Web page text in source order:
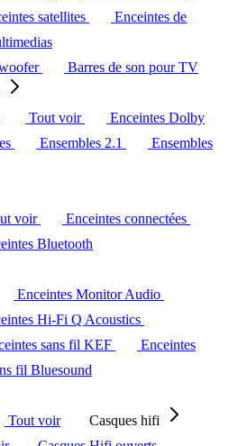
satellites
Enceintes de
Barres de son pour TV
Tout voir
Enceintes Dolby
Ensembles 2.1
Ensembles
voir
Enceintes connectées
Bluetooth
Enceintes Monitor Audio
Hi-Fi Q Acoustics
sans fil KEF
Enceintes
fil Bluesound
Tout voir
Casques hifi